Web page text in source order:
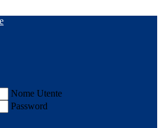
Nome Utente
Password